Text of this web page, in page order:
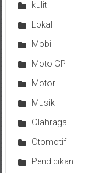
kulit
Lokal
Mobil
Moto GP
Motor
Musik
Olahraga
Otomotif
Pendidikan